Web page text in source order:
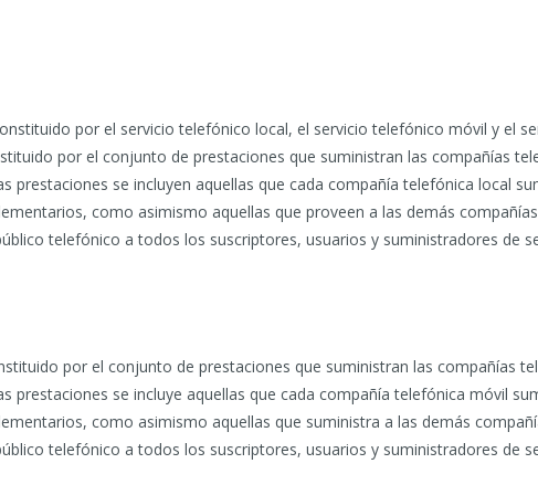
por el servicio telefónico local, el servicio telefónico móvil y el
por el conjunto de prestaciones que suministran las compañías
prestaciones se incluyen aquellas que cada compañía telefónica local
como asimismo aquellas que proveen a las demás
telefónico a todos los suscriptores, usuarios y suministradores de
por el conjunto de prestaciones que suministran las compañías
prestaciones se incluye aquellas que cada compañía telefónica móvil
como asimismo aquellas que suministra a las demás
telefónico a todos los suscriptores, usuarios y suministradores de